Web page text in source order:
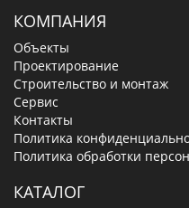
КОМПАНИЯ
Объекты
Проектирование
Строительство и монтаж
Сервис
Контакты
Политика
Политика обработки
КАТАЛОГ